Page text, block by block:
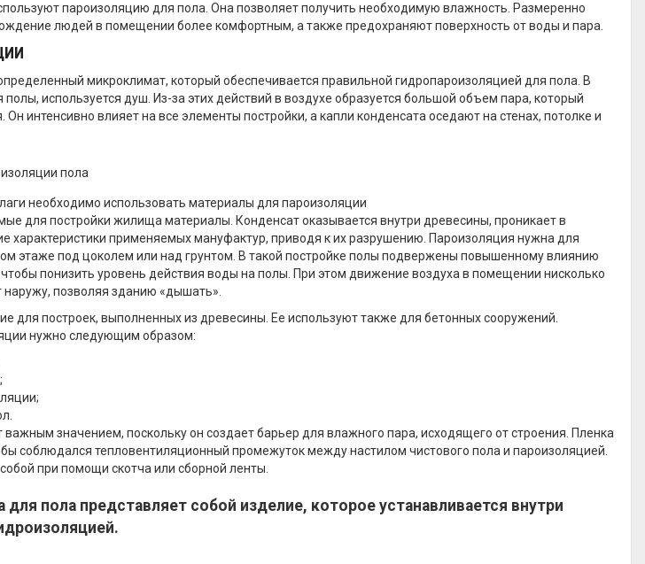
пароизоляцию для пола. Она позволяет получить необходимую влажность. Размеренно
людей в помещении более комфортным, а также предохраняют поверхность от воды и пара.
микроклимат, который обеспечивается правильной гидропароизоляцией для пола. В
используется душ. Из-за этих действий в воздухе образуется большой объем пара, который
интенсивно влияет на все элементы постройки, а капли конденсата оседают на стенах, потолке и
необходимо использовать материалы для пароизоляции
для постройки жилища материалы. Конденсат оказывается внутри древесины, проникает в
характеристики применяемых мануфактур, приводя к их разрушению. Пароизоляция нужна для
этаже под цоколем или над грунтом. В такой постройке полы подвержены повышенному влиянию
понизить уровень действия воды на полы. При этом движение воздуха в помещении нисколько
наружу, позволяя зданию «дышать».
для построек, выполненных из древесины. Ее используют также для бетонных сооружений.
нужно следующим образом:
значением, поскольку он создает барьер для влажного пара, исходящего от строения. Пленка
соблюдался тепловентиляционный промежуток между настилом чистового пола и пароизоляцией.
при помощи скотча или сборной ленты.
для пола представляет собой изделие, которое устанавливается внутри